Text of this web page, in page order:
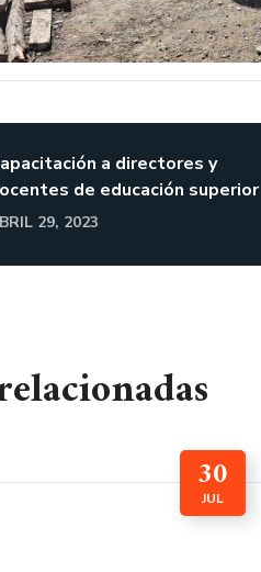
a directores y
de educación superior
29, 2023
30
JUL